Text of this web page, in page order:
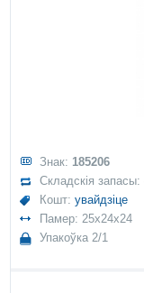
Знак: 185206
Складскія запасы:
Кошт:увайдзіце
Памер: 25x24x24
Упакоўка 2/1